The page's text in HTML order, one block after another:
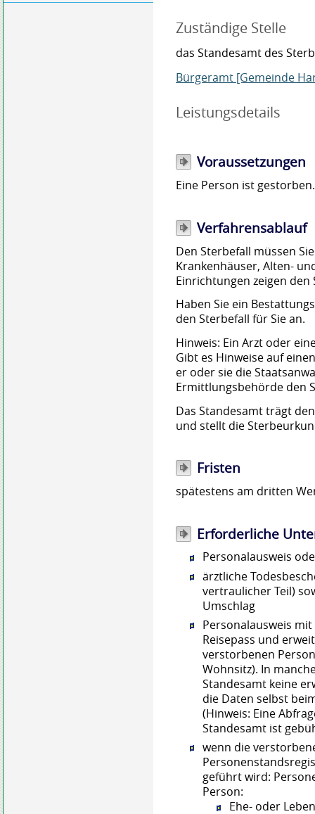
Zuständige Stelle
das Standesamt des
Bürgeramt [Gemeinde
Leistungsdetails
Voraussetzungen
Eine Person ist gestorben.
Verfahrensablauf
Den Sterbefall müssen
Krankenhäuser, Alten-
Einrichtungen zeigen
Haben Sie ein
den Sterbefall für Sie an.
Hinweis: Ein Arzt oder
Gibt es Hinweise auf
er oder sie die
Ermittlungsbehörde den
Das Standesamt trägt
und stellt die
Fristen
spätestens am dritten
Erforderliche
Personalausweis
ärztliche
vertraulicher Teil)
Umschlag
Personalausweis
Reisepass und
verstorbenen
Wohnsitz). In
Standesamt keine
die Daten selbst
(Hinweis: Eine
Standesamt ist
wenn die
geführt wird:
Person:
Ehe- oder